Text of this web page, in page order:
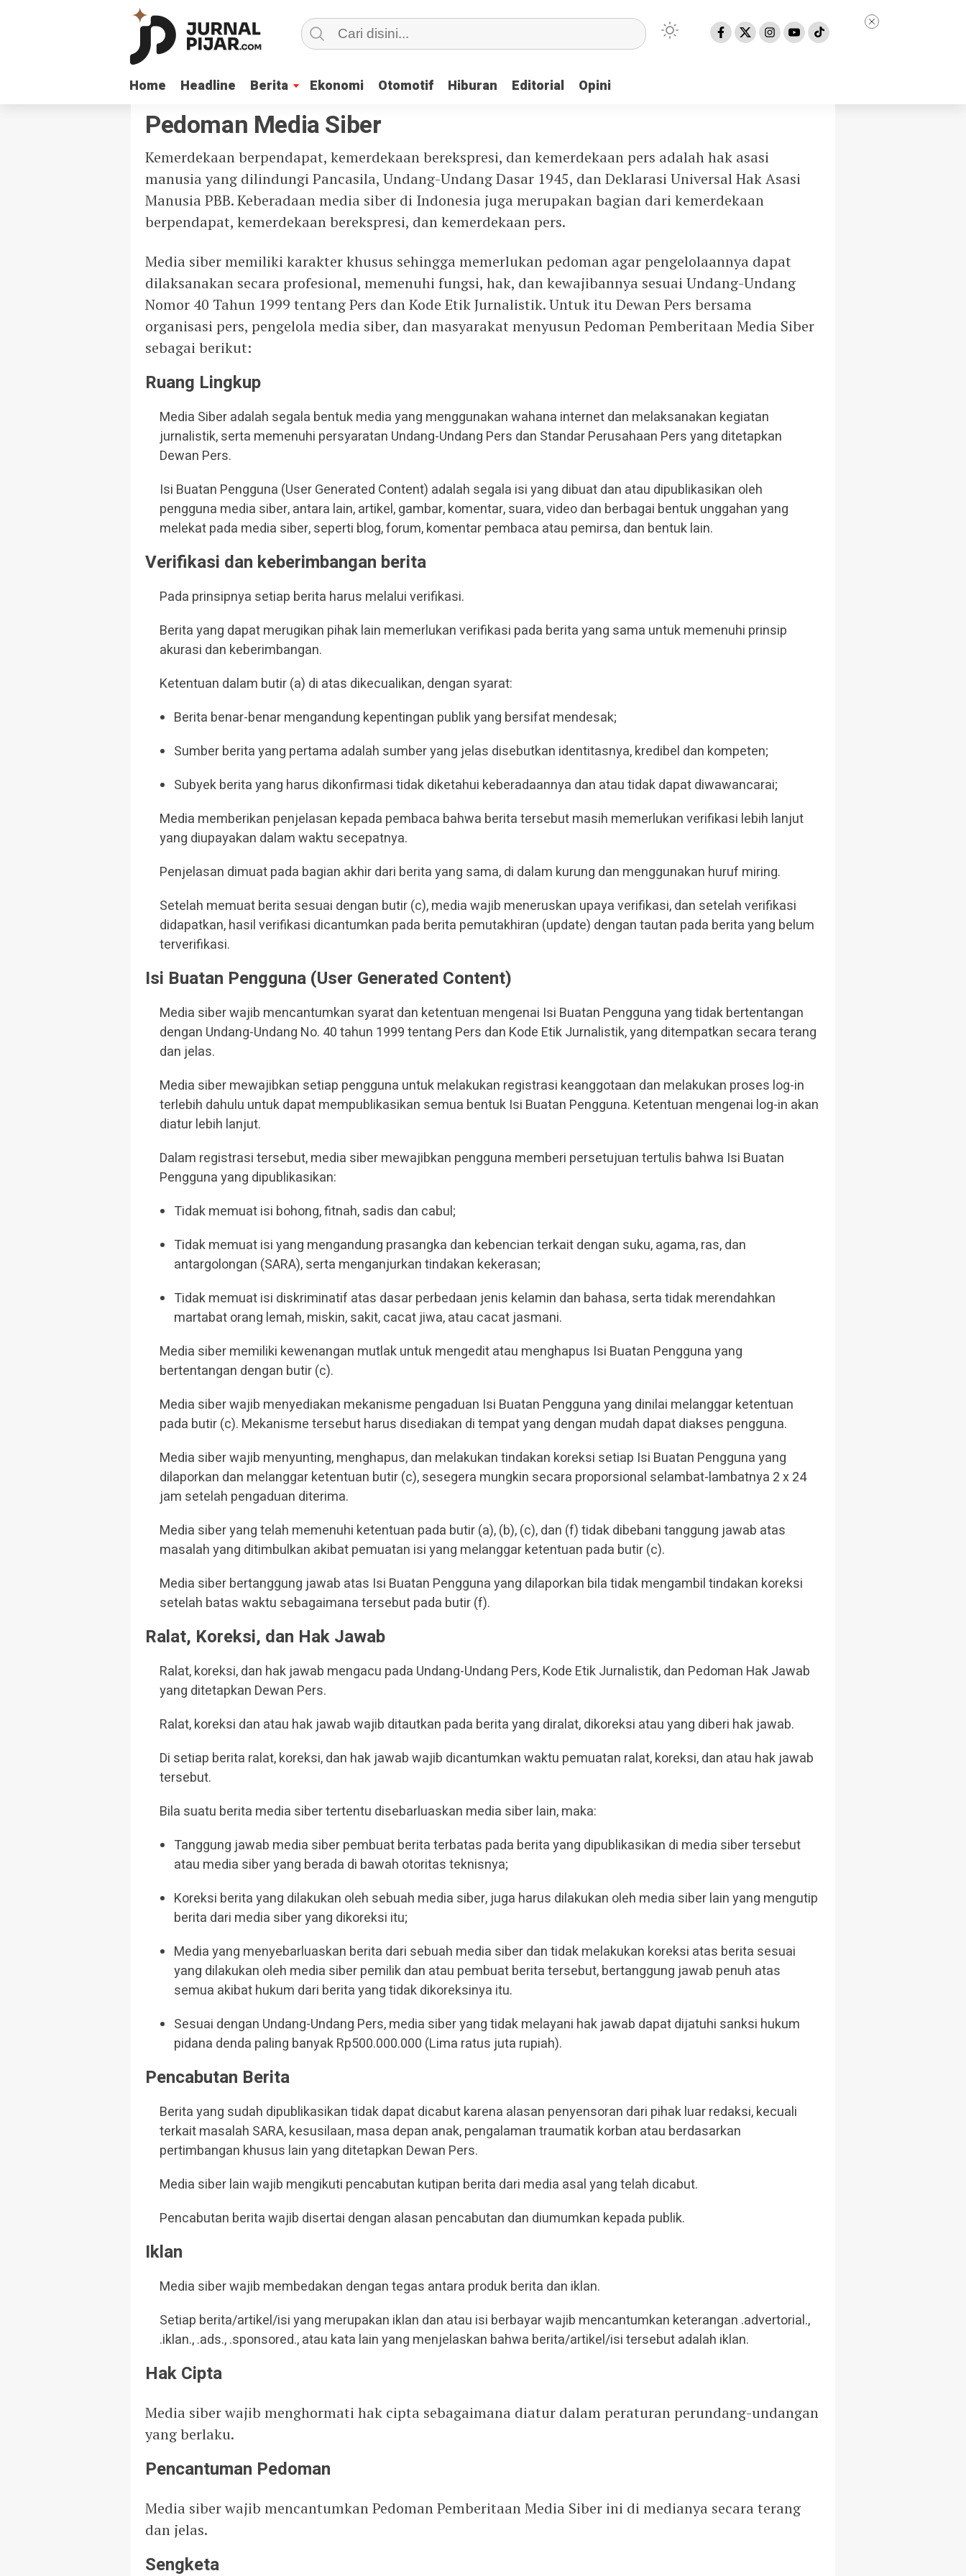
Home Headline Berita Ekonomi Otomotif Hiburan Editorial Opini
Home Headline Berita Ekonomi Otomotif Hiburan Editorial Opini
Pedoman Media Siber
Kemerdekaan berpendapat, kemerdekaan berekspresi, dan kemerdekaan pers adalah hak asasi
manusia yang dilindungi Pancasila, Undang-Undang Dasar 1945, dan Deklarasi Universal Hak Asasi
Manusia PBB. Keberadaan media siber di Indonesia juga merupakan bagian dari kemerdekaan
berpendapat, kemerdekaan berekspresi, dan kemerdekaan pers.
Media siber memiliki karakter khusus sehingga memerlukan pedoman agar pengelolaannya dapat
dilaksanakan secara profesional, memenuhi fungsi, hak, dan kewajibannya sesuai Undang-Undang
Nomor 40 Tahun 1999 tentang Pers dan Kode Etik Jurnalistik. Untuk itu Dewan Pers bersama
organisasi pers, pengelola media siber, dan masyarakat menyusun Pedoman Pemberitaan Media Siber
sebagai berikut:
Ruang Lingkup
Media Siber adalah segala bentuk media yang menggunakan wahana internet dan melaksanakan kegiatan
jurnalistik, serta memenuhi persyaratan Undang-Undang Pers dan Standar Perusahaan Pers yang ditetapkan
Dewan Pers.
Isi Buatan Pengguna (User Generated Content) adalah segala isi yang dibuat dan atau dipublikasikan oleh
pengguna media siber, antara lain, artikel, gambar, komentar, suara, video dan berbagai bentuk unggahan yang
melekat pada media siber, seperti blog, forum, komentar pembaca atau pemirsa, dan bentuk lain.
Verifikasi dan keberimbangan berita
Pada prinsipnya setiap berita harus melalui verifikasi.
Berita yang dapat merugikan pihak lain memerlukan verifikasi pada berita yang sama untuk memenuhi prinsip
akurasi dan keberimbangan.
Ketentuan dalam butir (a) di atas dikecualikan, dengan syarat:
Berita benar-benar mengandung kepentingan publik yang bersifat mendesak;
Sumber berita yang pertama adalah sumber yang jelas disebutkan identitasnya, kredibel dan kompeten;
Subyek berita yang harus dikonfirmasi tidak diketahui keberadaannya dan atau tidak dapat diwawancarai;
Media memberikan penjelasan kepada pembaca bahwa berita tersebut masih memerlukan verifikasi lebih lanjut
yang diupayakan dalam waktu secepatnya.
Penjelasan dimuat pada bagian akhir dari berita yang sama, di dalam kurung dan menggunakan huruf miring.
Setelah memuat berita sesuai dengan butir (c), media wajib meneruskan upaya verifikasi, dan setelah verifikasi
didapatkan, hasil verifikasi dicantumkan pada berita pemutakhiran (update) dengan tautan pada berita yang belum
terverifikasi.
Isi Buatan Pengguna (User Generated Content)
Media siber wajib mencantumkan syarat dan ketentuan mengenai Isi Buatan Pengguna yang tidak bertentangan
dengan Undang-Undang No. 40 tahun 1999 tentang Pers dan Kode Etik Jurnalistik, yang ditempatkan secara terang
dan jelas.
Media siber mewajibkan setiap pengguna untuk melakukan registrasi keanggotaan dan melakukan proses log-in
terlebih dahulu untuk dapat mempublikasikan semua bentuk Isi Buatan Pengguna. Ketentuan mengenai log-in akan
diatur lebih lanjut.
Dalam registrasi tersebut, media siber mewajibkan pengguna memberi persetujuan tertulis bahwa Isi Buatan
Pengguna yang dipublikasikan:
Tidak memuat isi bohong, fitnah, sadis dan cabul;
Tidak memuat isi yang mengandung prasangka dan kebencian terkait dengan suku, agama, ras, dan
antargolongan (SARA), serta menganjurkan tindakan kekerasan;
Tidak memuat isi diskriminatif atas dasar perbedaan jenis kelamin dan bahasa, serta tidak merendahkan
martabat orang lemah, miskin, sakit, cacat jiwa, atau cacat jasmani.
Media siber memiliki kewenangan mutlak untuk mengedit atau menghapus Isi Buatan Pengguna yang
bertentangan dengan butir (c).
Media siber wajib menyediakan mekanisme pengaduan Isi Buatan Pengguna yang dinilai melanggar ketentuan
pada butir (c). Mekanisme tersebut harus disediakan di tempat yang dengan mudah dapat diakses pengguna.
Media siber wajib menyunting, menghapus, dan melakukan tindakan koreksi setiap Isi Buatan Pengguna yang
dilaporkan dan melanggar ketentuan butir (c), sesegera mungkin secara proporsional selambat-lambatnya 2 x 24
jam setelah pengaduan diterima.
Media siber yang telah memenuhi ketentuan pada butir (a), (b), (c), dan (f) tidak dibebani tanggung jawab atas
masalah yang ditimbulkan akibat pemuatan isi yang melanggar ketentuan pada butir (c).
Media siber bertanggung jawab atas Isi Buatan Pengguna yang dilaporkan bila tidak mengambil tindakan koreksi
setelah batas waktu sebagaimana tersebut pada butir (f).
Ralat, Koreksi, dan Hak Jawab
Ralat, koreksi, dan hak jawab mengacu pada Undang-Undang Pers, Kode Etik Jurnalistik, dan Pedoman Hak Jawab
yang ditetapkan Dewan Pers.
Ralat, koreksi dan atau hak jawab wajib ditautkan pada berita yang diralat, dikoreksi atau yang diberi hak jawab.
Di setiap berita ralat, koreksi, dan hak jawab wajib dicantumkan waktu pemuatan ralat, koreksi, dan atau hak jawab
tersebut.
Bila suatu berita media siber tertentu disebarluaskan media siber lain, maka:
Tanggung jawab media siber pembuat berita terbatas pada berita yang dipublikasikan di media siber tersebut
atau media siber yang berada di bawah otoritas teknisnya;
Koreksi berita yang dilakukan oleh sebuah media siber, juga harus dilakukan oleh media siber lain yang mengutip
berita dari media siber yang dikoreksi itu;
Media yang menyebarluaskan berita dari sebuah media siber dan tidak melakukan koreksi atas berita sesuai
yang dilakukan oleh media siber pemilik dan atau pembuat berita tersebut, bertanggung jawab penuh atas
semua akibat hukum dari berita yang tidak dikoreksinya itu.
Sesuai dengan Undang-Undang Pers, media siber yang tidak melayani hak jawab dapat dijatuhi sanksi hukum
pidana denda paling banyak Rp500.000.000 (Lima ratus juta rupiah).
Pencabutan Berita
Berita yang sudah dipublikasikan tidak dapat dicabut karena alasan penyensoran dari pihak luar redaksi, kecuali
terkait masalah SARA, kesusilaan, masa depan anak, pengalaman traumatik korban atau berdasarkan
pertimbangan khusus lain yang ditetapkan Dewan Pers.
Media siber lain wajib mengikuti pencabutan kutipan berita dari media asal yang telah dicabut.
Pencabutan berita wajib disertai dengan alasan pencabutan dan diumumkan kepada publik.
Iklan
Media siber wajib membedakan dengan tegas antara produk berita dan iklan.
Setiap berita/artikel/isi yang merupakan iklan dan atau isi berbayar wajib mencantumkan keterangan .advertorial.,
.iklan., .ads., .sponsored., atau kata lain yang menjelaskan bahwa berita/artikel/isi tersebut adalah iklan.
Hak Cipta
Media siber wajib menghormati hak cipta sebagaimana diatur dalam peraturan perundang-undangan
yang berlaku.
Pencantuman Pedoman
Media siber wajib mencantumkan Pedoman Pemberitaan Media Siber ini di medianya secara terang
dan jelas.
Sengketa